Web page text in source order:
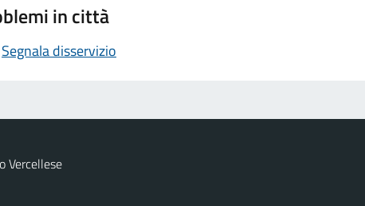
in città
Segnala disservizio
Vercellese